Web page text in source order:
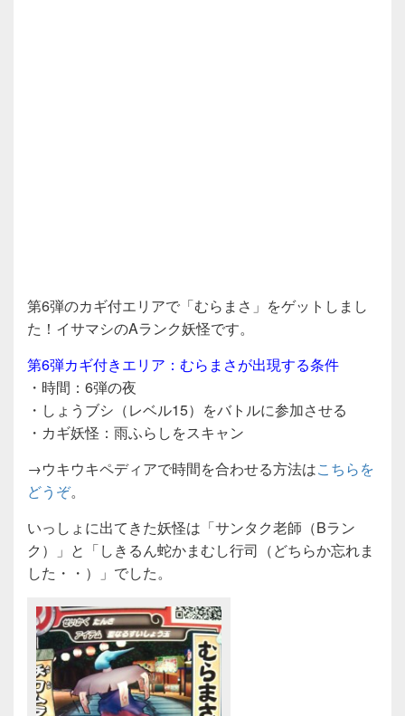
第6弾のカギ付エリアで「むらまさ」をゲットしまし
た！イサマシのAランク妖怪です。
第6弾カギ付きエリア：むらまさが出現する条件
・時間：6弾の夜
・しょうブシ（レベル15）をバトルに参加させる
・カギ妖怪：雨ふらしをスキャン
→ウキウキペディアで時間を合わせる方法はこちらを
どうぞ。
いっしょに出てきた妖怪は「サンタク老師（Bラン
ク）」と「しきるん蛇かまむし行司（どちらか忘れま
した・・）」でした。